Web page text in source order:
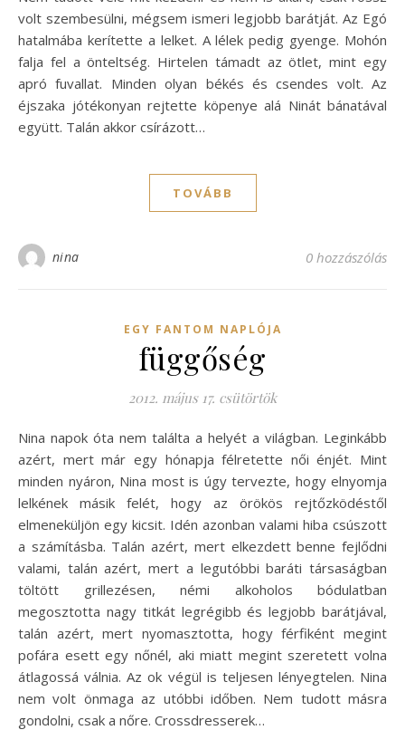
volt szembesülni, mégsem ismeri legjobb barátját. Az Egó
hatalmába kerítette a lelket. A lélek pedig gyenge. Mohón
falja fel a önteltség. Hirtelen támadt az ötlet, mint egy
apró fuvallat. Minden olyan békés és csendes volt. Az
éjszaka jótékonyan rejtette köpenye alá Ninát bánatával
együtt. Talán akkor csírázott…
TOVÁBB
nina 0 hozzászólás
EGY FANTOM NAPLÓJA
függőség
2012. május 17. csütörtök
Nina napok óta nem találta a helyét a világban. Leginkább
azért, mert már egy hónapja félretette női énjét. Mint
minden nyáron, Nina most is úgy tervezte, hogy elnyomja
lelkének másik felét, hogy az örökös rejtőzködéstől
elmeneküljön egy kicsit. Idén azonban valami hiba csúszott
a számításba. Talán azért, mert elkezdett benne fejlődni
valami, talán azért, mert a legutóbbi baráti társaságban
töltött grillezésen, némi alkoholos bódulatban
megosztotta nagy titkát legrégibb és legjobb barátjával,
talán azért, mert nyomasztotta, hogy férfiként megint
pofára esett egy nőnél, aki miatt megint szeretett volna
átlagossá válnia. Az ok végül is teljesen lényegtelen. Nina
nem volt önmaga az utóbbi időben. Nem tudott másra
gondolni, csak a nőre. Crossdresserek…